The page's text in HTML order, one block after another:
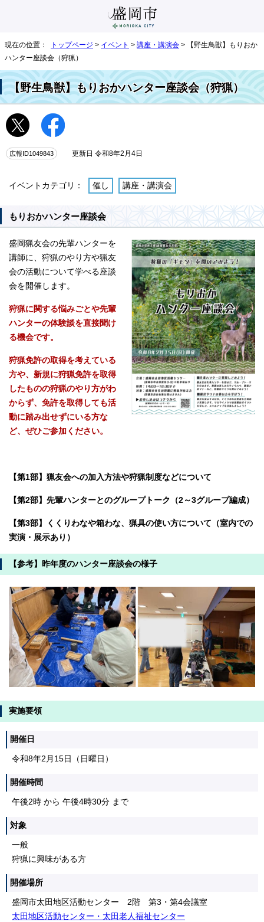
現在の位置： トップページ > イベント > 講座・講演会 > 【野生鳥獣】もりおか
ハンター座談会（狩猟）
【野生鳥獣】もりおかハンター座談会（狩猟）
広報ID1049843 更新日 令和8年2月4日
イベントカテゴリ： 催し 講座・講演会
もりおかハンター座談会
盛岡猟友会の先輩ハンターを
講師に、狩猟のやり方や猟友
会の活動について学べる座談
会を開催します。
狩猟に関する悩みごとや先輩
ハンターの体験談を直接聞け
る機会です。
狩猟免許の取得を考えている
方や、新規に狩猟免許を取得
したものの狩猟のやり方がわ
からず、免許を取得しても活
動に踏み出せずにいる方な
ど、ぜひご参加ください。
【第1部】猟友会への加入方法や狩猟制度などについて
【第2部】先輩ハンターとのグループトーク（2～3グループ編成）
【第3部】くくりわなや箱わな、猟具の使い方について（室内での
実演・展示あり）
【参考】昨年度のハンター座談会の様子
実施要領
開催日
令和8年2月15日（日曜日）
開催時間
午後2時 から 午後4時30分 まで
対象
一般
狩猟に興味がある方
開催場所
盛岡市太田地区活動センター 2階 第3・第4会議室
太田地区活動センター・太田老人福祉センター